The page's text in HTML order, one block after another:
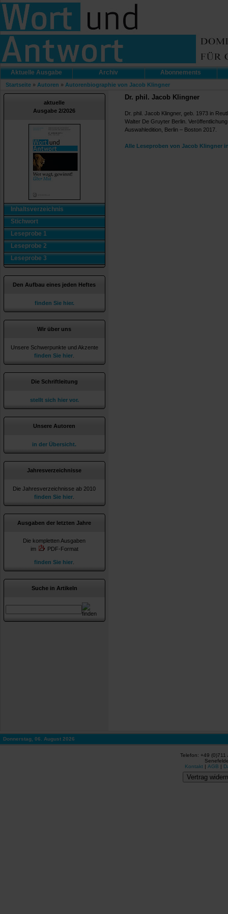
Aktuelle Ausgabe Archiv Abonnements
Startseite » Autoren » Autorenbiographie von Jacob Klingner
aktuelle
Ausgabe 2/2026
Inhaltsverzeichnis
Stichwort
Leseprobe 1
Leseprobe 2
Leseprobe 3
Den Aufbau eines jeden Heftes
finden Sie hier.
Wir über uns
Unsere Schwerpunkte und Akzente
finden Sie hier
Die Schriftleitung
stellt sich hier vor.
Unsere Autoren
in der Übersicht.
Jahresverzeichnisse
Die Jahresverzeichnisse ab 2010
finden Sie hier
Ausgaben der letzten Jahre
Die kompletten Ausgaben
im
PDF-Format
finden Sie hier
Suche in Artikeln
Dr. phil. Jacob Klingner
Dr. phil. Jacob Klingner, geb. 1973 in
Walter De Gruyter Berlin.
Auswahledition, Berlin – Boston 2017.
Alle Leseproben von Jacob Klingner
Donnerstag, 06. August 2026
Telefon: +49
Kontakt | AGB |
Vertrag